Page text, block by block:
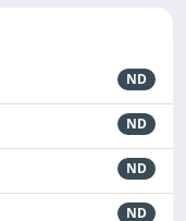
ND
ND
ND
ND